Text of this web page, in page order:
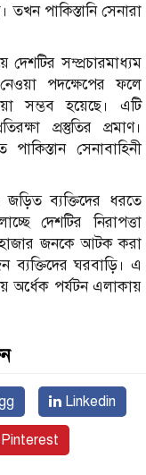
পাকিস্তানি সেনারা
দেশটির সম্প্রচারমাধ্যম
পদক্ষেপের ফলে
সম্ভব হয়েছে। এটি
প্রস্তুতির প্রমাণ।
সেনাবাহিনী
ব্যক্তিদের ধরতে
দেশটির নিরাপত্তা
হাজার জনকে আটক করা
ব্যক্তিদের ঘরবাড়ি। এ
অর্ধেক পর্যটন এলাকায়
Linkedin
Pinterest